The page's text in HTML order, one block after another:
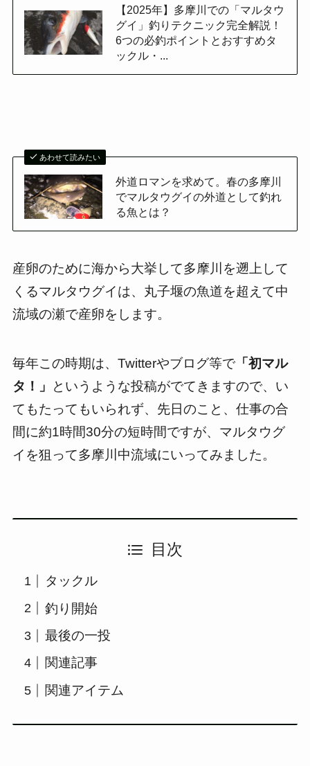
【2025年】多摩川での「マルタウ
グイ」釣りテクニック完全解説！
6つの必釣ポイントとおすすめタ
ックル・...
あわせて読みたい
外道ロマンを求めて。春の多摩川
でマルタウグイの外道として釣れ
る魚とは？
産卵のために海から大挙して多摩川を遡上して
くるマルタウグイは、丸子堰の魚道を超えて中
流域の瀬で産卵をします。
毎年この時期は、Twitterやブログ等で「初マル
タ！」
というような投稿がでてきますので、い
てもたってもいられず、先日のこと、仕事の合
間に約1時間30分の短時間ですが、マルタウグ
イを狙って多摩川中流域にいってみました。
目次
タックル
釣り開始
最後の一投
関連記事
関連アイテム